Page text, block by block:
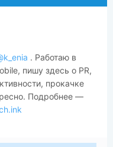
. Работаю в
пишу здесь о PR,
прокачке
Подробнее —